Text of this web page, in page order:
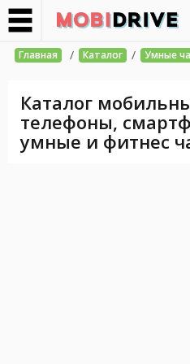
Главная / Каталог / Умные
Каталог
телефоны,
умные и фитнес